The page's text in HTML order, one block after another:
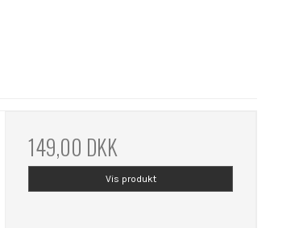
149,00 DKK
Vis produkt